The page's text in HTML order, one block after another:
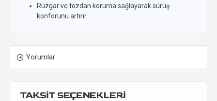
Rüzgar ve tozdan koruma sağlayarak sürüş
konforunu artırır.
Yorumlar
TAKSİT SEÇENEKLERİ